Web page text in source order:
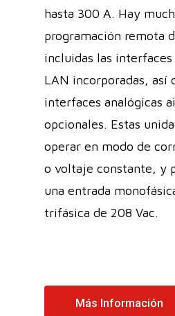
hasta 300 A. Hay
programación remota
incluidas las interfaces
LAN incorporadas, así
interfaces analógicas
opcionales. Estas
operar en modo de
o voltaje constante, y
una entrada
trifásica de 208 Vac.
Más Información